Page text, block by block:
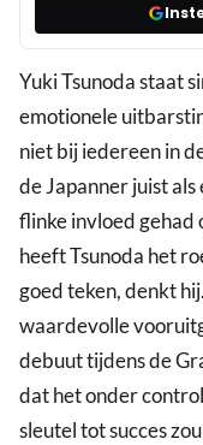
Yuki Tsunoda staat
emotionele
niet bij iedereen in
de Japanner juist
flinke invloed gehad
heeft Tsunoda het
goed teken, denkt
waardevolle
debuut tijdens de
dat het onder
sleutel tot succes